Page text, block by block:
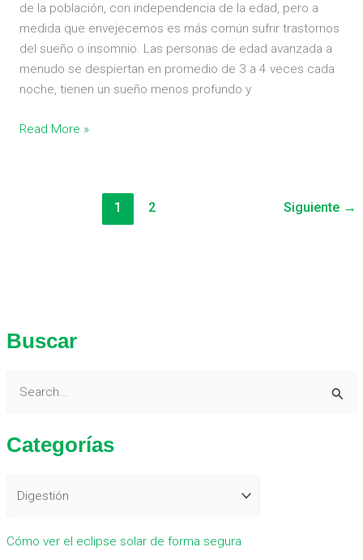
Buscar
s
p
Categorías
Cómo ver el eclipse solar de forma segura
de la población, con independencia de la edad, pero a
medida que envejecemos es más común sufrir trastornos
del sueño o insomnio. Las personas de edad avanzada a
menudo se despiertan en promedio de 3 a 4 veces cada
noche, tienen un sueño menos profundo y
Read More »
1 2 Siguiente →